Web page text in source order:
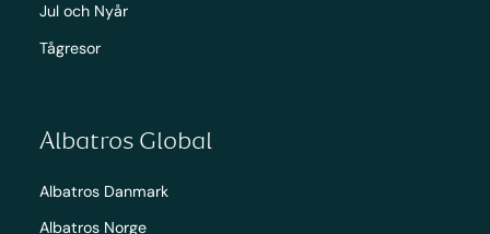
Jul och Nyår
Tågresor
Albatros Global
Albatros Danmark
Albatros Norge